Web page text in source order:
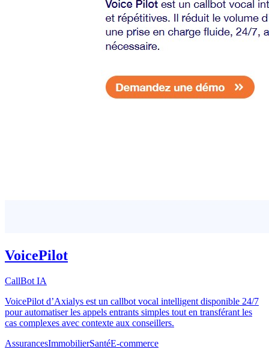
VoicePilot
CallBot IA
VoicePilot d’Axialys est un callbot vocal intelligent disponible 24/7
pour automatiser les appels entrants simples tout en transférant les
cas complexes avec contexte aux conseillers.
AssurancesImmobilierSantéE-commerce